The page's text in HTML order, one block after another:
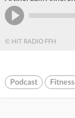
© HIT RADIO FFH
Podcast Fitness